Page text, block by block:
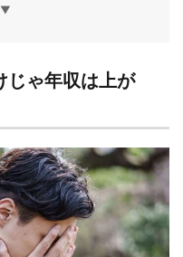
▼
じゃ年収は上が